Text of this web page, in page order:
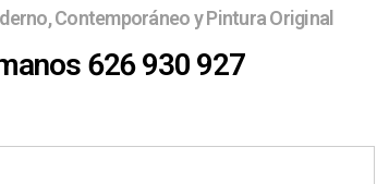
Contemporáneo y Pintura Original
626 930 927